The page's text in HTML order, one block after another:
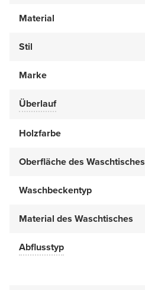
Material
Stil
Marke
Überlauf
Holzfarbe
Oberfläche des Waschtisches
Waschbeckentyp
Material des Waschtisches
Abflusstyp